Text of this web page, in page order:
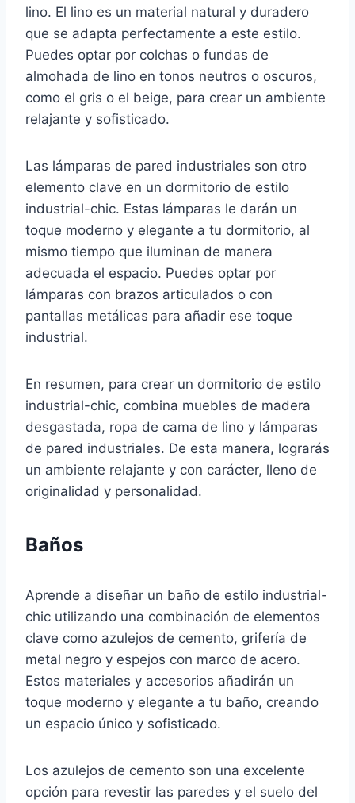
lino. El lino es un material natural y duradero
que se adapta perfectamente a este estilo.
Puedes optar por colchas o fundas de
almohada de lino en tonos neutros o oscuros,
como el gris o el beige, para crear un ambiente
relajante y sofisticado.
Las lámparas de pared industriales son otro
elemento clave en un dormitorio de estilo
industrial-chic. Estas lámparas le darán un
toque moderno y elegante a tu dormitorio, al
mismo tiempo que iluminan de manera
adecuada el espacio. Puedes optar por
lámparas con brazos articulados o con
pantallas metálicas para añadir ese toque
industrial.
En resumen, para crear un dormitorio de estilo
industrial-chic, combina muebles de madera
desgastada, ropa de cama de lino y lámparas
de pared industriales. De esta manera, lograrás
un ambiente relajante y con carácter, lleno de
originalidad y personalidad.
Baños
Aprende a diseñar un baño de estilo industrial-
chic utilizando una combinación de elementos
clave como azulejos de cemento, grifería de
metal negro y espejos con marco de acero.
Estos materiales y accesorios añadirán un
toque moderno y elegante a tu baño, creando
un espacio único y sofisticado.
Los azulejos de cemento son una excelente
opción para revestir las paredes y el suelo del